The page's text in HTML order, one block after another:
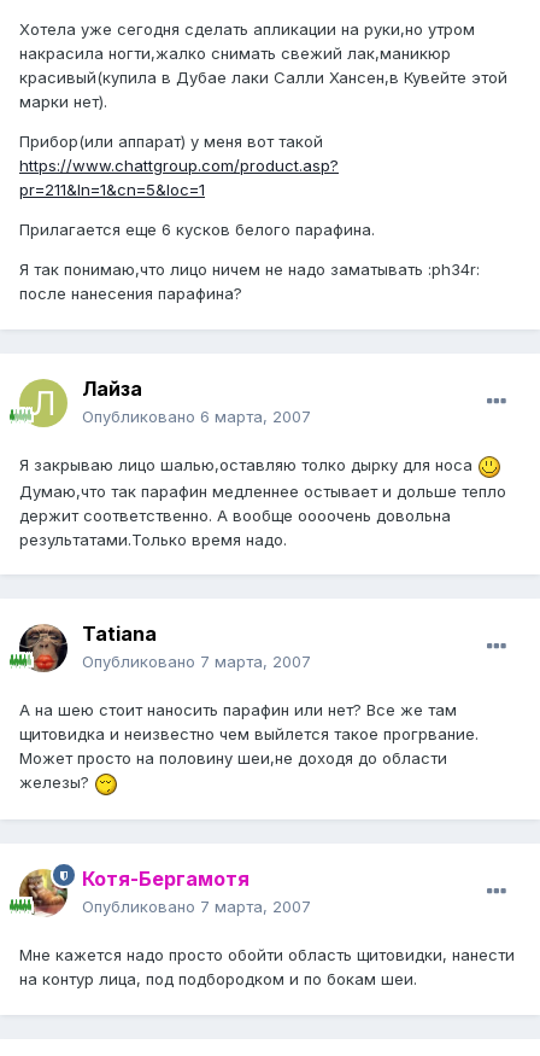
Хотела уже сегодня сделать апликации на руки,но утром
накрасила ногти,жалко снимать свежий лак,маникюр
красивый(купила в Дубае лаки Салли Хансен,в Кувейте этой
марки нет).
Прибор(или аппарат) у меня вот такой
https://www.chattgroup.com/product.asp?
pr=211&ln=1&cn=5&loc=1
Прилагается еще 6 кусков белого парафина.
Я так понимаю,что лицо ничем не надо заматывать :ph34r:
после нанесения парафина?
Лайза
Опубликовано 6 марта, 2007
Я закрываю лицо шалью,оставляю толко дырку для носа
Думаю,что так парафин медленнее остывает и дольше тепло
держит соответственно. А вообще оооочень довольна
результатами.Только время надо.
Tatiana
Опубликовано 7 марта, 2007
А на шею стоит наносить парафин или нет? Все же там
щитовидка и неизвестно чем выйлется такое прогрвание.
Может просто на половину шеи,не доходя до области
железы?
Котя-Бергамотя
Опубликовано 7 марта, 2007
Мне кажется надо просто обойти область щитовидки, нанести
на контур лица, под подбородком и по бокам шеи.